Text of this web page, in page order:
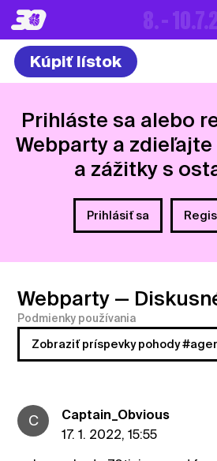
8. –
Kúpiť lístok
Prihláste sa alebo
Webparty a
a zážitky s
Prihlásiť sa
Webparty —
Podmienky používania
Zobraziť príspevky pohody
C
Captain_Obvious
17. 1. 2022, 15:55